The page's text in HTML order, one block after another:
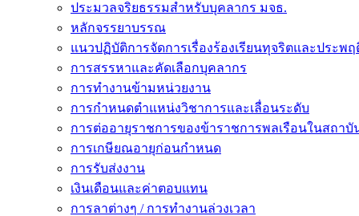
ประมวลจริยธรรมสำหรับบุคลากร มจธ.
หลักจรรยาบรรณ
แนวปฏิบัติการจัดการเรื่องร้องเรียนทุจริตและประพ
การสรรหาและคัดเลือกบุคลากร
การทำงานข้ามหน่วยงาน
การกำหนดตำแหน่งวิชาการและเลื่อนระดับ
การต่ออายุราชการของข้าราชการพลเรือนในสถา
การเกษียณอายุก่อนกำหนด
การรับส่งงาน
เงินเดือนและค่าตอบแทน
การลาต่างๆ / การทำงานล่วงเวลา